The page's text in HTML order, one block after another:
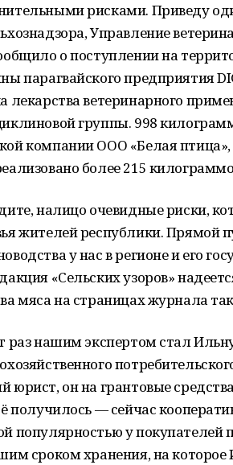
рисками. Приведу
Управление
о поступлении на
парагвайского предприятия
лекарства ветеринарного
группы. 998
компании ООО «Белая
более 215
налицо очевидные риски,
жителей республики. Прямой
у нас в регионе и его
«Сельских узоров»
мяса на страницах журнала
раз нашим экспертом стал
юрист, он на грантовые
получилось — сейчас
популярностью у покупателей
сроком хранения, на которое